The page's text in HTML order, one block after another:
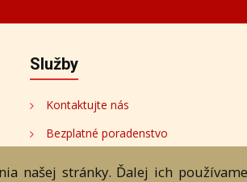
Služby
Kontaktujte nás
Bezplatné poradenstvo
našej stránky. Ďalej ich